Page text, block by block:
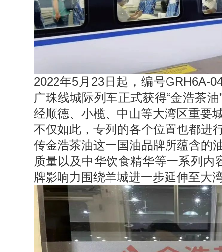
2022年5月23日起，编号GRH6A-
广珠线城际列车正式获得“金浩茶
经顺德、小榄、中山等大湾区重要
不仅如此，专列的各个位置也都进
传金浩茶油这一国油品牌所蕴含的
质量以及中华饮食精华等一系列内
牌影响力围绕羊城进一步延伸至大